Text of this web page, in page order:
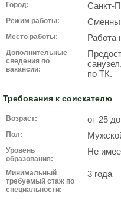
Город: Санкт-
Режим работы:
Место работы: Работа
Дополнительные
сведения по
вакансии:
по ТК.
Требования к соискателю
Возраст: от 25
Пол:
Уровень
образования:
Не
Минимальный
требуемый стаж по
специальности:
3 года